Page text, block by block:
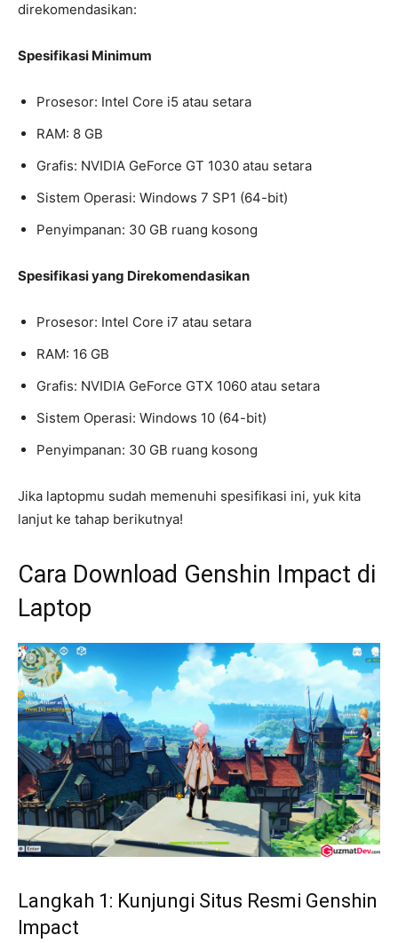
direkomendasikan:
Spesifikasi Minimum
Prosesor: Intel Core i5 atau setara
RAM: 8 GB
Grafis: NVIDIA GeForce GT 1030 atau setara
Sistem Operasi: Windows 7 SP1 (64-bit)
Penyimpanan: 30 GB ruang kosong
Spesifikasi yang Direkomendasikan
Prosesor: Intel Core i7 atau setara
RAM: 16 GB
Grafis: NVIDIA GeForce GTX 1060 atau setara
Sistem Operasi: Windows 10 (64-bit)
Penyimpanan: 30 GB ruang kosong
Jika laptopmu sudah memenuhi spesifikasi ini, yuk kita
lanjut ke tahap berikutnya!
Cara Download Genshin Impact di
Laptop
Langkah 1: Kunjungi Situs Resmi Genshin
Impact